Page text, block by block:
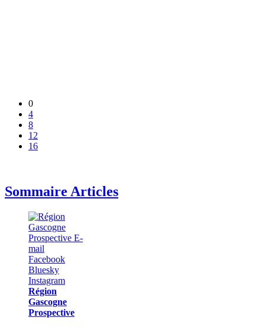
0
4
8
12
16
Sommaire Articles
Région
Gascogne
Prospective